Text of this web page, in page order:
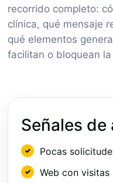
recorrido completo:
clínica, qué mensaje
qué elementos
facilitan o bloquean
Señales de
Pocas
Web con